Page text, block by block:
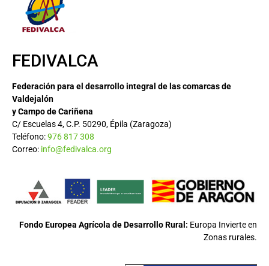
FEDIVALCA
Federación para el desarrollo integral de las comarcas de
Valdejalón
y Campo de Cariñena
C/ Escuelas 4, C.P. 50290, Épila (Zaragoza)
Teléfono:976 817 308
Correo: info@fedivalca.org
Fondo Europea Agrícola de Desarrollo Rural: Europa Invierte en
Zonas rurales.